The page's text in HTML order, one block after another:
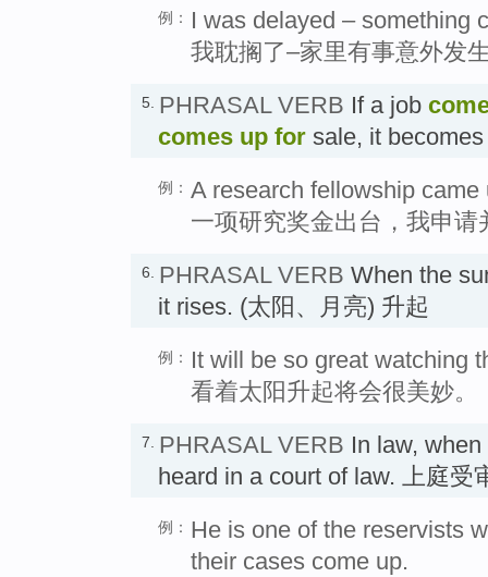
例：
I was delayed – something
我耽搁了–家里有事意外发
5. PHRASAL VERB If a job
comes up for sale, it
例： A research fellowship
一项研究奖金出台，我申请
6. PHRASAL VERB When the
it rises. (太阳、月亮) 升起
例：
It will be so great watching
看着太阳升起将会很美妙。
7. PHRASAL VERB In law,
heard in a court of law. 上庭受
例： He is one of the reservists
their cases come up.